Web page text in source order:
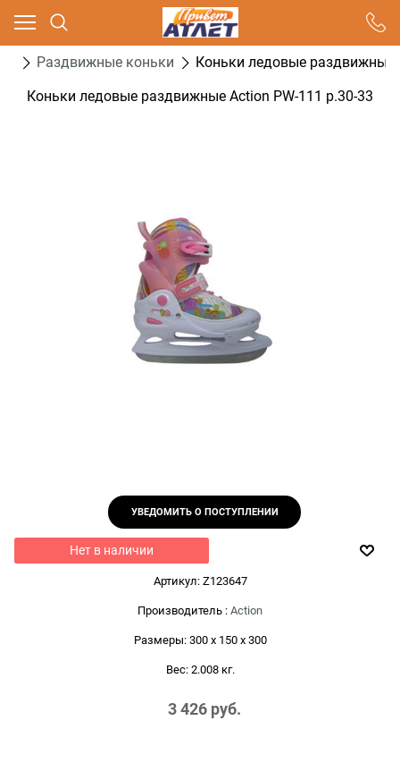
Раздвижные коньки
Коньки ледовые раздвижные
Коньки ледовые раздвижные Action PW-111 р.30-33
УВЕДОМИТЬ О ПОСТУПЛЕНИИ
Нет в наличии
Артикул: Z123647
Производитель : Action
Размеры: 300 x 150 x 300
Вес: 2.008кг.
3 426 руб.
Ваш город - Москва,
угадали?
ДА НЕТ